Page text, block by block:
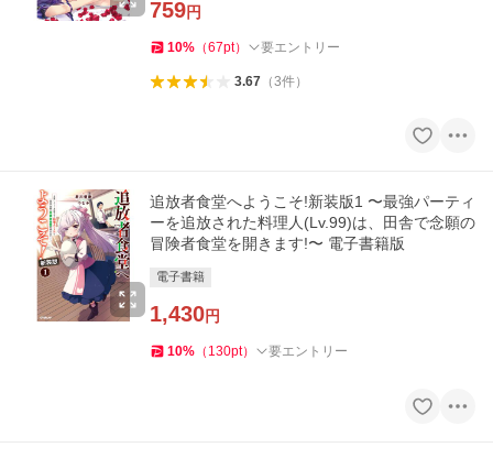
759円
10% （67pt） 要エントリー
3.67（3件）
追放者食堂へようこそ!新装版1 〜最強パーティ
ーを追放された料理人(Lv.99)は、田舎で念願の
冒険者食堂を開きます!〜 電子書籍版
電子書籍
1,430円
10% （ 130pt） 要エントリー